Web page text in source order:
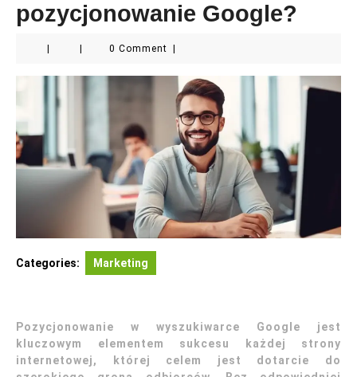
pozycjonowanie Google?
0 Comment
Categories: Marketing
Pozycjonowanie w wyszukiwarce Google jest
kluczowym elementem sukcesu każdej strony
internetowej, której celem jest dotarcie do